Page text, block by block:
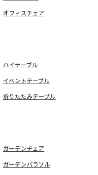
オフィスチェア
ハイテーブル
イベントテーブル
折りたたみテーブル
ガーデンチェア
ガーデンパラソル